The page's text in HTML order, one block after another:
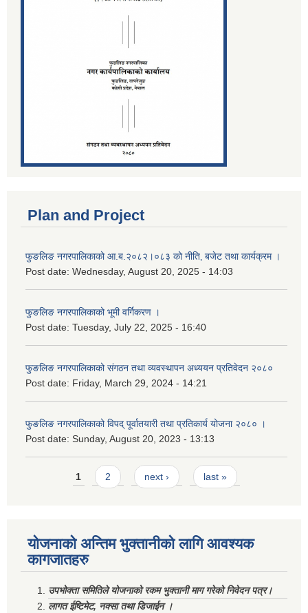
Plan and Project
फुङलिङ नगरपालिकाको आ.ब.२०८२।०८३ को नीति‚ बजेट तथा कार्यक्रम ।
Post date: Wednesday, August 20, 2025 - 14:03
फुङलिङ नगरपालिकाको भूमी वर्गिकरण ।
Post date: Tuesday, July 22, 2025 - 16:40
फुङलिङ नगरपालिकाको संगठन तथा व्यवस्थापन अध्ययन प्रतिवेदन २०८०
Post date: Friday, March 29, 2024 - 14:21
फुङलिङ नगरपालिकाको विपद् पूर्वातयारी तथा प्रतिकार्य योजना २०८० ।
Post date: Sunday, August 20, 2023 - 13:13
Pages1 2 next › last »
योजनाको अन्तिम भुक्तानीको लागि आवश्यक
कागजातहरु
उपभोक्ता समितिले योजनाको रकम भुक्तानी माग गरेको निवेदन पत्र।
लागत ईष्टिमेट, नक्सा तथा डिजाईन ।